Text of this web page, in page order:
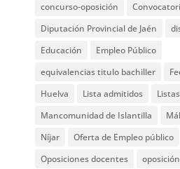
concurso-oposición
Diputación Provincial de Jaén
Educación
Empleo Público
equivalencias titulo bachiller
Huelva
Lista admitidos
Mancomunidad de Islantilla
Níjar
Oferta de Empleo público
Oposiciones docentes